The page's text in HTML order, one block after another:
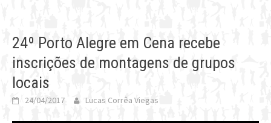
24º Porto Alegre em Cena recebe
inscrições de montagens de grupos
locais
24/04/2017 Lucas Corrêa Viegas